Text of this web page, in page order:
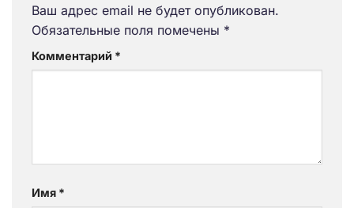
Ваш адрес email не будет опубликован.
Обязательные поля помечены *
Комментарий *
Имя *